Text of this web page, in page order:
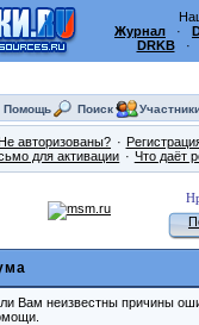
Журнал ·
DRKB·
Помощь Поиск
авторизованы?
для активации
Что даёт
Вам неизвестны причины